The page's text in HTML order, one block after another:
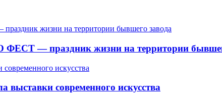
— праздник жизни на территории
выставки современного искусства